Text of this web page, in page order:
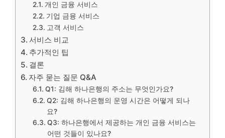
개인 금융 서비스
기업 금융 서비스
고객 서비스
서비스 비교
추가적인 팁
결론
자주 묻는 질문 Q&A
Q1: 김해 하나은행의 주소는 무엇인가요?
Q2: 김해 하나은행의 운영 시간은 어떻게 되나
요?
Q3: 하나은행에서 제공하는 개인 금융 서비스는
어떤 것들이 있나요?